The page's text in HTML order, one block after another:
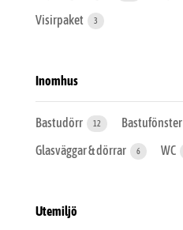
Visirpaket 3
Inomhus
Bastudörr 12 Bastufönster
Glasväggar & dörrar 6 WC
Utemiljö